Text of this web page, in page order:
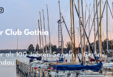
als 100 Jahren Segeln in Berlin-